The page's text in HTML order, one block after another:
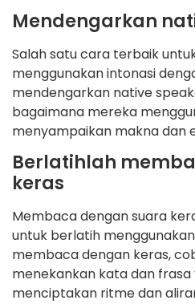
Mendengarkan
Salah satu cara terbaik
menggunakan intonasi
mendengarkan native
bagaimana mereka
menyampaikan makna dan
Berlatihlah
keras
Membaca dengan suara
untuk berlatih
membaca dengan keras,
menekankan kata dan
menciptakan ritme dan